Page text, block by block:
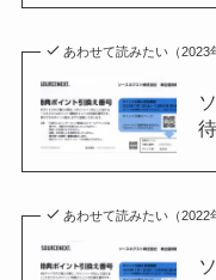
あわせて読みたい（2023
あわせて読みたい（2022